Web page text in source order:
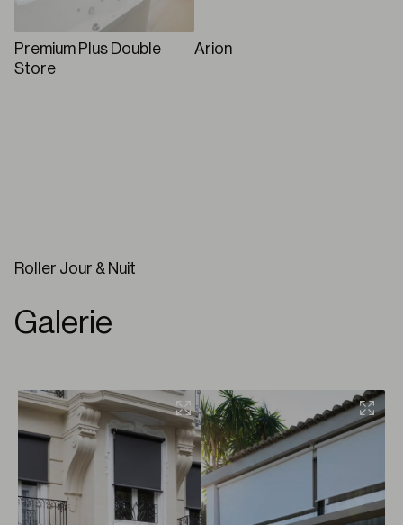
Premium Plus Double
Store
Arion
Roller Jour & Nuit
Galerie